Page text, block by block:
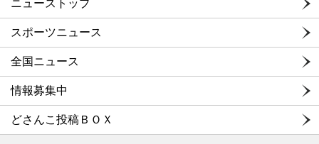
ニューストップ
スポーツニュース
全国ニュース
情報募集中
どさんこ投稿ＢＯＸ